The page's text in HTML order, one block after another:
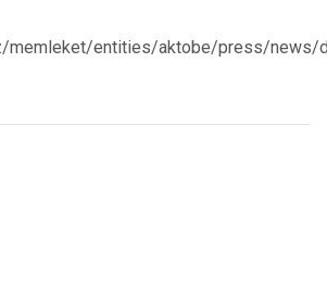
memleket/entities/aktobe/press/news/